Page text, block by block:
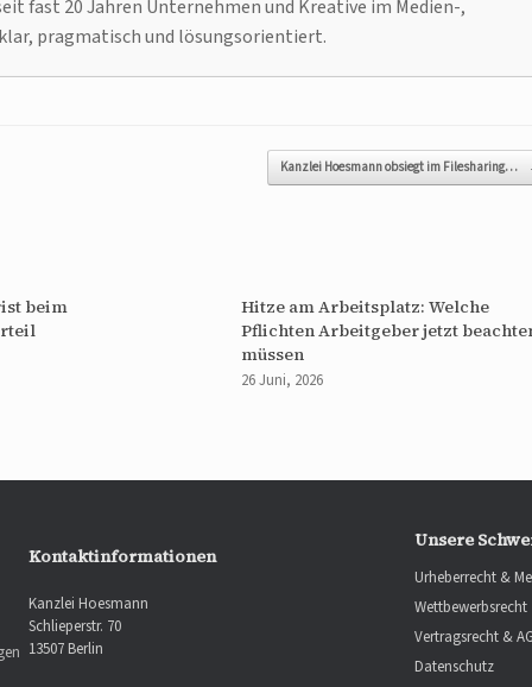
fast 20 Jahren Unternehmen und Kreative im Medien-,
pragmatisch und lösungsorientiert.
Kanzlei Hoesmann obsiegt im Filesharing…
beim
Hitze am Arbeitsplatz: Welche
Pflichten Arbeitgeber jetzt
müssen
26 Juni, 2026
Kontaktinformationen
Kanzlei Hoesmann
Schlieperstr. 70
13507 Berlin
Unsere
Urheberrecht &
Wettbewerbsrecht
Vertragsrecht &
Datenschutz